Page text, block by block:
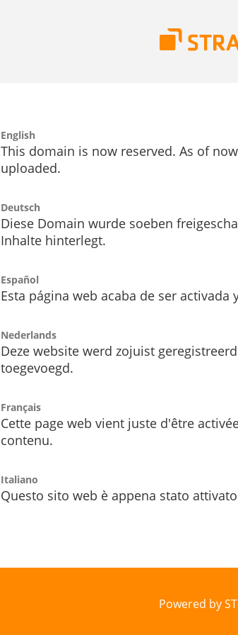
English
This domain is now reserved. As of
uploaded.
Deutsch
Diese Domain wurde soeben
Inhalte hinterlegt.
Español
Esta página web acaba de ser
Nederlands
Deze website werd zojuist
toegevoegd.
Français
Cette page web vient juste d'être
contenu.
Italiano
Questo sito web è appena stato
Powered by